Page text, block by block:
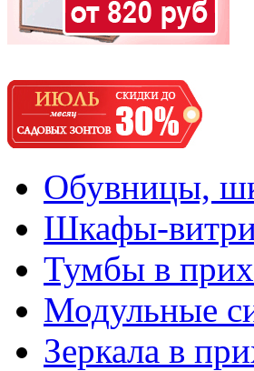
Обувницы,
Шкафы-
Тумбы в
Модульные
Зеркала в